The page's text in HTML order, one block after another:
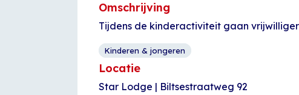
Omschrijving
Tijdens de kinderactiviteit gaan
Kinderen & jongeren
Locatie
Star Lodge | Biltsestraatweg 92